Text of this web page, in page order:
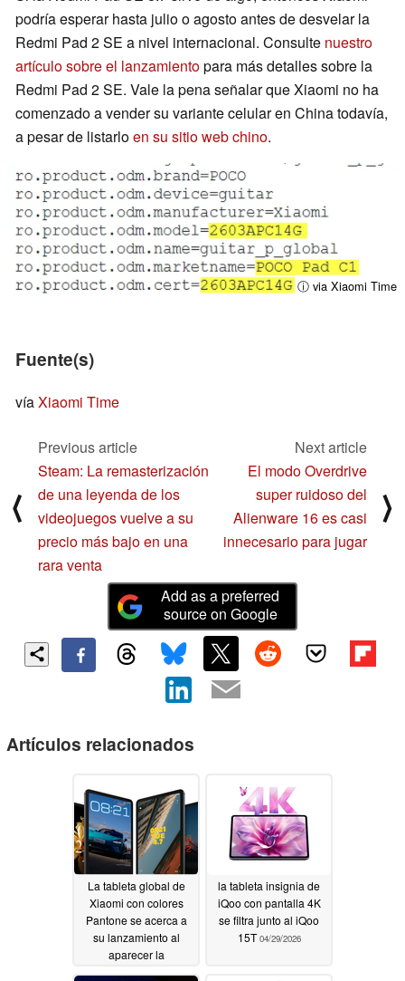
podría esperar hasta julio o agosto antes de desvelar la
Redmi Pad 2 SE a nivel internacional. Consulte nuestro
artículo sobre el lanzamientopara más detalles sobre la
Redmi Pad 2 SE. Vale la pena señalar que Xiaomi no ha
comenzado a vender su variante celular en China todavía,
a pesar de listarloen su sitio web chino.
ⓘ via Xiaomi Time
Fuente(s)
víaXiaomi Time
⟨
Previous article
Steam: La remasterización
de una leyenda de los
videojuegos vuelve a su
precio más bajo en una
rara venta
Next article
El modo Overdrive
super ruidoso del
Alienware 16 es casi
innecesario para jugar
⟩
Add as a preferred
source on Google
Artículos relacionados
La tableta global de
Xiaomi con colores
Pantone se acerca a
su lanzamiento al
aparecer la
05/05/2026
la tableta insignia de
iQoo con pantalla 4K
se filtra junto al iQoo
15T04/29/2026